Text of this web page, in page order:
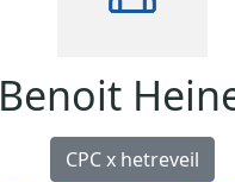
Benoit
CPC x hetreveil